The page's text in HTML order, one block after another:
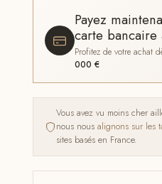
Payez
carte bancaire
Profitez de votre
000 €
Vous avez vu moins cher
nous nousalignons sur les
sites basés en France.